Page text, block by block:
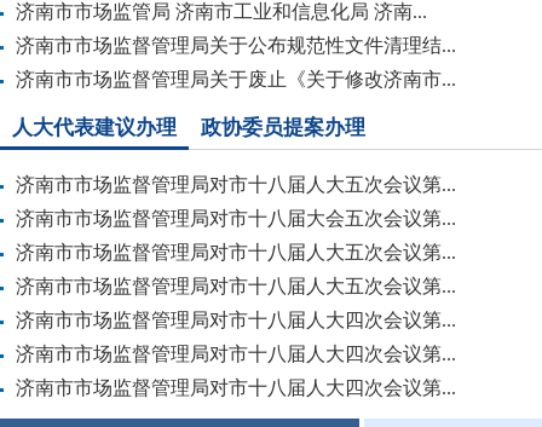
济南市市场监管局 济南市工业和信息化局 济南...
济南市市场监督管理局关于公布规范性文件清理结...
济南市市场监督管理局关于废止《关于修改济南市...
人大代表建议办理 政协委员提案办理
济南市市场监督管理局对市十八届人大五次会议第...
济南市市场监督管理局对市十八届大会五次会议第...
济南市市场监督管理局对市十八届人大五次会议第...
济南市市场监督管理局对市十八届人大五次会议第...
济南市市场监督管理局对市十八届人大四次会议第...
济南市市场监督管理局对市十八届人大四次会议第...
济南市市场监督管理局对市十八届人大四次会议第...